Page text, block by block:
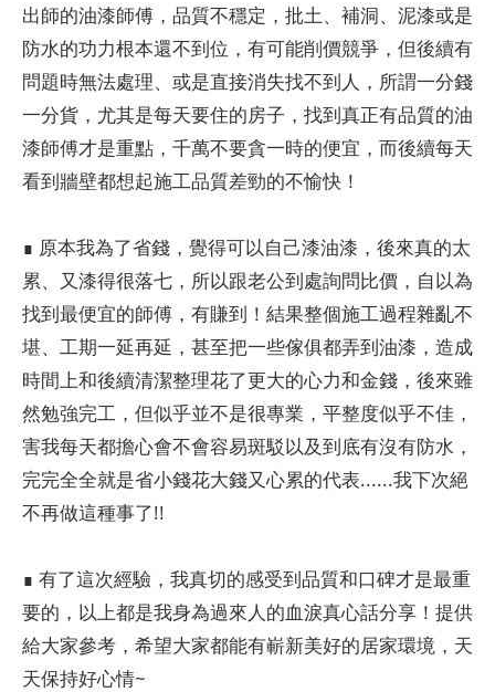
出師的油漆師傅，品質不穩定，批土、補洞、泥漆或是
防水的功力根本還不到位，有可能削價競爭，但後續有
問題時無法處理、或是直接消失找不到人，所謂一分錢
一分貨，尤其是每天要住的房子，找到真正有品質的油
漆師傅才是重點，千萬不要貪一時的便宜，而後續每天
看到牆壁都想起施工品質差勁的不愉快！
∎ 原本我為了省錢，覺得可以自己漆油漆，後來真的太
累、又漆得很落七，所以跟老公到處詢問比價，自以為
找到最便宜的師傅，有賺到！結果整個施工過程雜亂不
堪、工期一延再延，甚至把一些傢俱都弄到油漆，造成
時間上和後續清潔整理花了更大的心力和金錢，後來雖
然勉強完工，但似乎並不是很專業，平整度似乎不佳，
害我每天都擔心會不會容易斑駁以及到底有沒有防水，
完完全全就是省小錢花大錢又心累的代表......我下次絕
不再做這種事了!!
∎ 有了這次經驗，我真切的感受到品質和口碑才是最重
要的，以上都是我身為過來人的血淚真心話分享！提供
給大家參考，希望大家都能有嶄新美好的居家環境，天
天保持好心情~